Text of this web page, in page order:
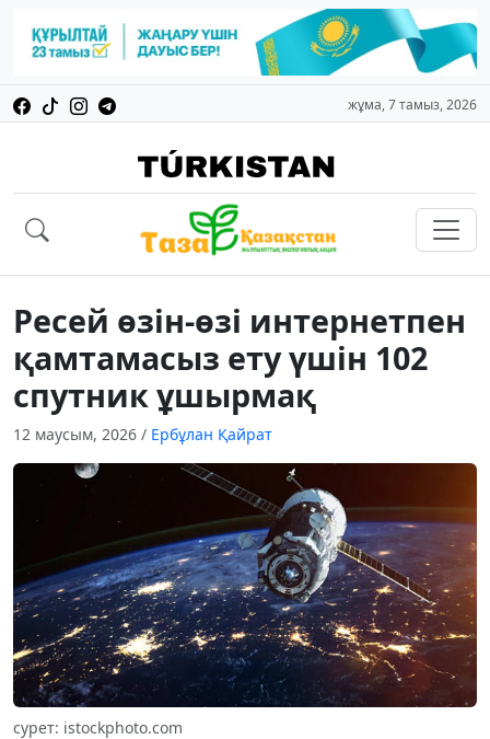
жұма, 7 тамыз, 2026
Ресей өзін-өзі интернетпен
қамтамасыз ету үшін 102
спутник ұшырмақ
12 маусым, 2026 / Ербұлан Қайрат
сурет: istockphoto.com